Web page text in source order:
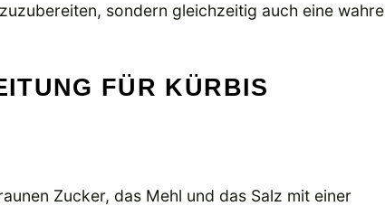
sondern gleichzeitig auch eine wahre
FÜR KÜRBIS
Zucker, das Mehl und das Salz mit einer